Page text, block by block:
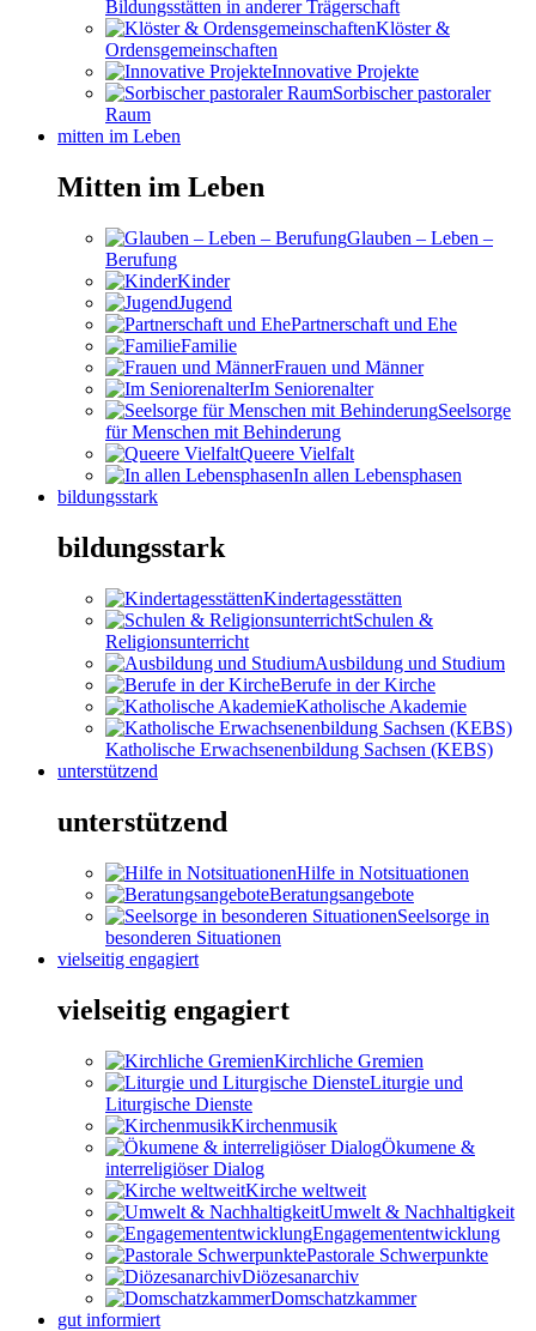
Bildungsstätten in anderer Trägerschaft
Klöster &
Ordensgemeinschaften
Innovative Projekte
Sorbischer pastoraler
Raum
mitten im Leben
Mitten im Leben
Glauben – Leben –
Berufung
Kinder
Jugend
Partnerschaft und Ehe
Familie
Frauen und Männer
Im Seniorenalter
Seelsorge
für Menschen mit Behinderung
Queere Vielfalt
In allen Lebensphasen
bildungsstark
bildungsstark
Kindertagesstätten
Schulen &
Religionsunterricht
Ausbildung und Studium
Berufe in der Kirche
Katholische Akademie
Katholische Erwachsenenbildung Sachsen (KEBS)
unterstützend
unterstützend
Hilfe in Notsituationen
Beratungsangebote
Seelsorge in
besonderen Situationen
vielseitig engagiert
vielseitig engagiert
Kirchliche Gremien
Liturgie und
Liturgische Dienste
Kirchenmusik
Ökumene &
interreligiöser Dialog
Kirche weltweit
Umwelt & Nachhaltigkeit
Engagemententwicklung
Pastorale Schwerpunkte
Diözesanarchiv
Domschatzkammer
gut informiert